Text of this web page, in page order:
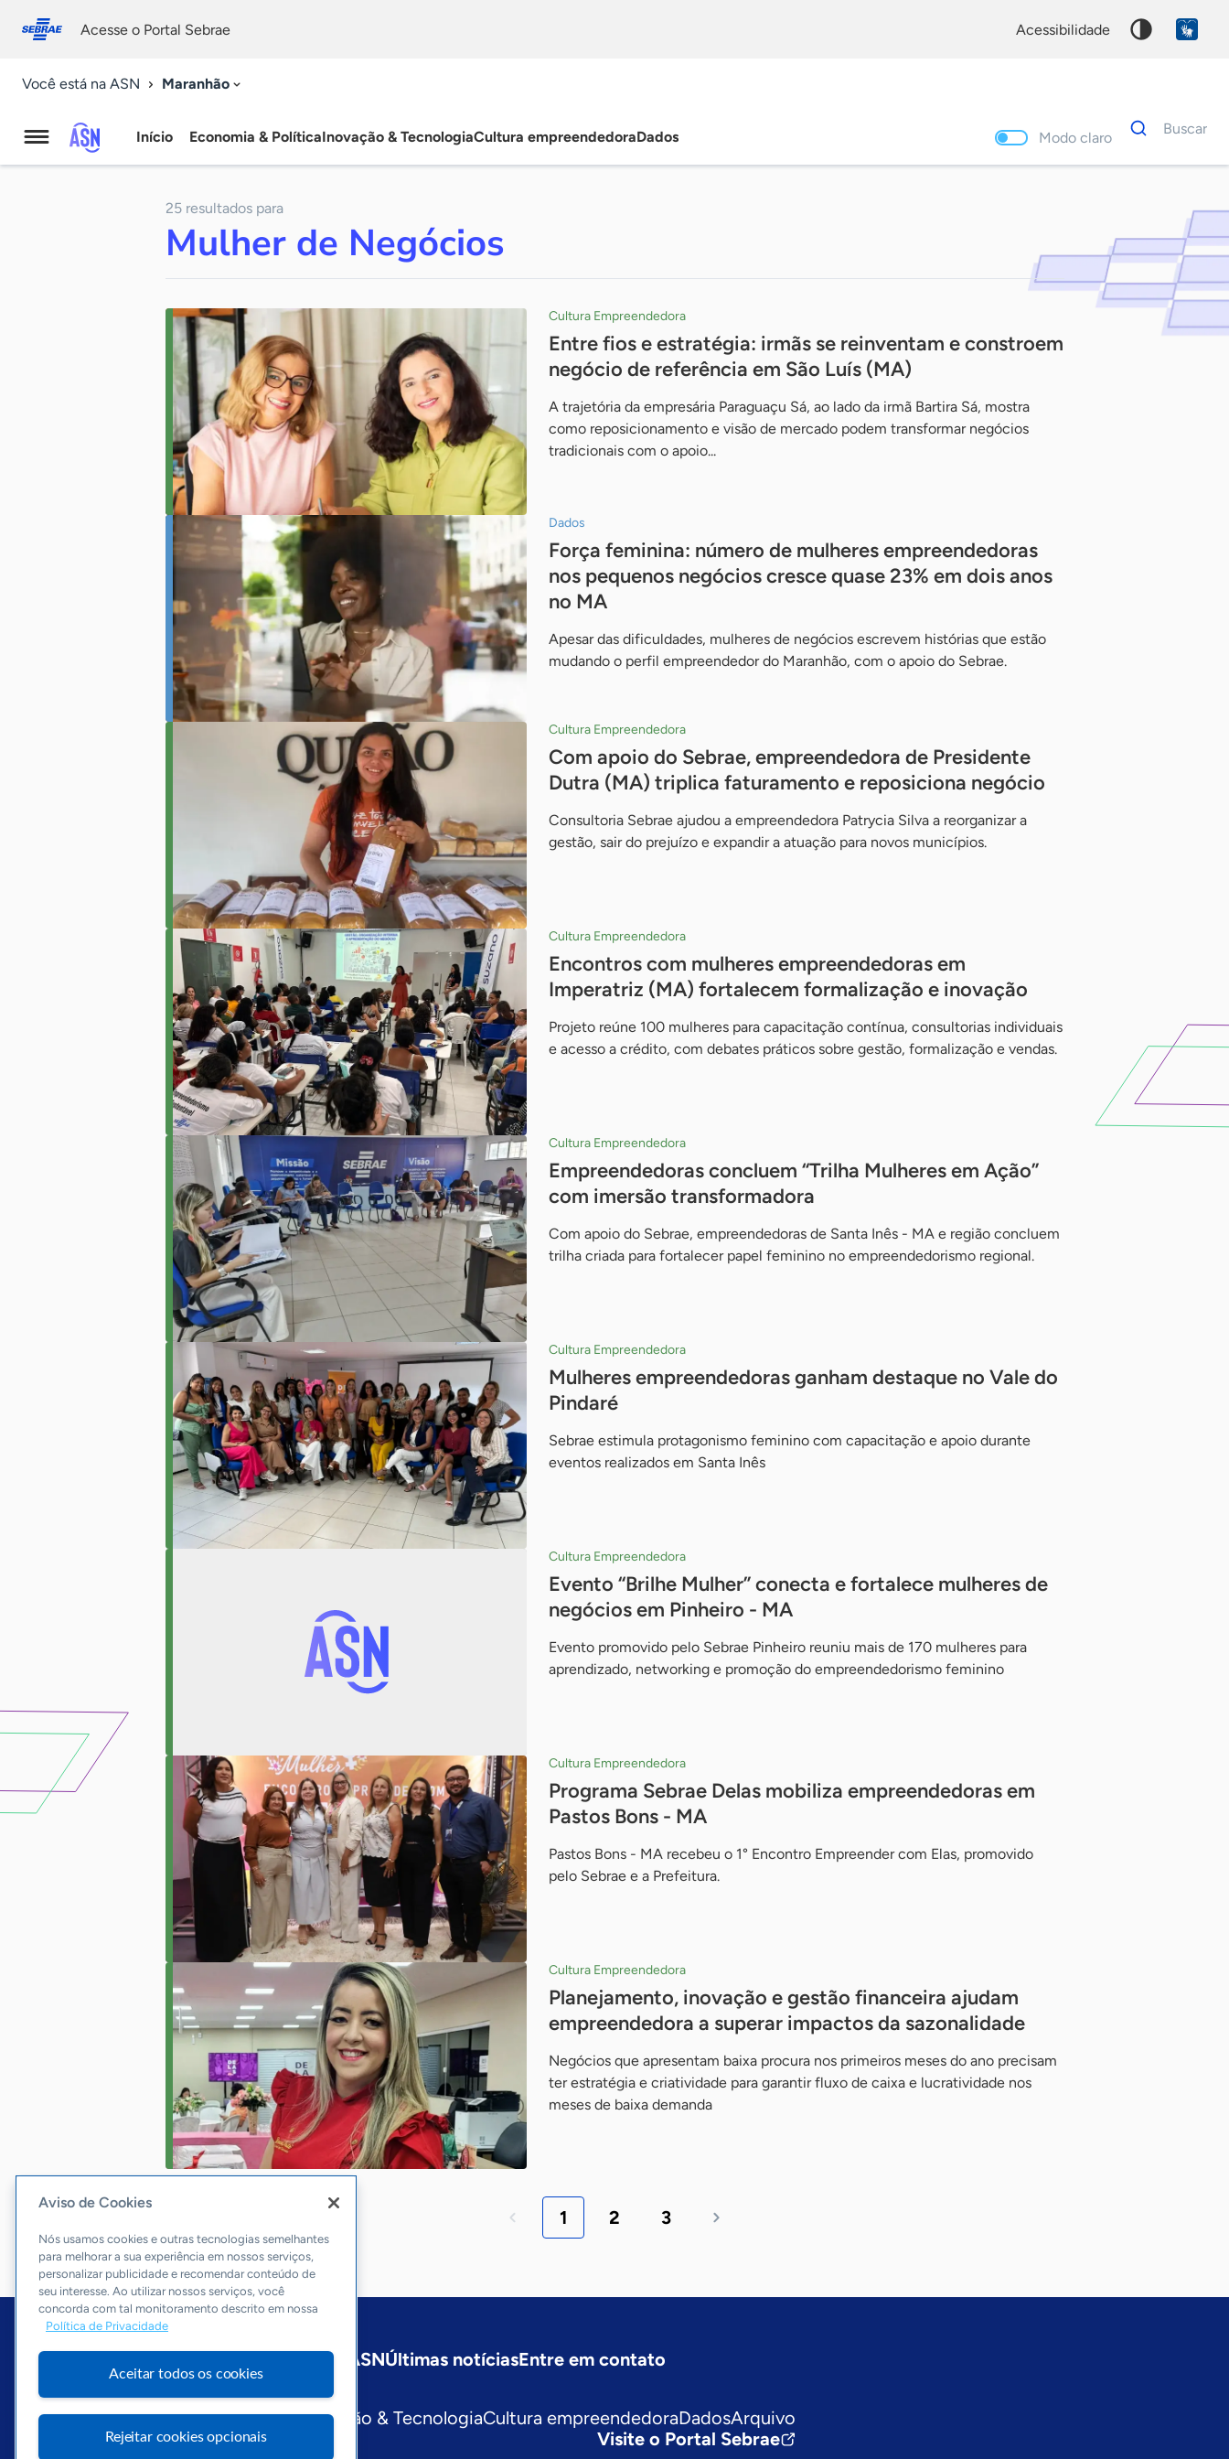
conosco
Acesse o Portal Sebrae acessibilidade
Você está na ASN Maranhão
Agência
Notícias
Início Economia & PolíticaInovação & TecnologiaCultura empreendedoraDados Modo claro
Dados
para
Buscar
25 resultados para
Mulher de Negócios
Cultura Empreendedora
Entre fios e estratégia: irmãs se reinventam e constroem
negócio de referência em São Luís (MA)
A trajetória da empresária Paraguaçu Sá, ao lado da irmã Bartira Sá, mostra
como reposicionamento e visão de mercado podem transformar negócios
tradicionais com o apoio...
Dados
Força feminina: número de mulheres empreendedoras
nos pequenos negócios cresce quase 23% em dois anos
no MA
Apesar das dificuldades, mulheres de negócios escrevem histórias que estão
mudando o perfil empreendedor do Maranhão, com o apoio do Sebrae.
Cultura Empreendedora
Com apoio do Sebrae, empreendedora de Presidente
Dutra (MA) triplica faturamento e reposiciona negócio
Consultoria Sebrae ajudou a empreendedora Patrycia Silva a reorganizar a
gestão, sair do prejuízo e expandir a atuação para novos municípios.
Cultura Empreendedora
Encontros com mulheres empreendedoras em
Imperatriz (MA) fortalecem formalização e inovação
Projeto reúne 100 mulheres para capacitação contínua, consultorias individuais
e acesso a crédito, com debates práticos sobre gestão, formalização e vendas.
Cultura Empreendedora
Empreendedoras concluem “Trilha Mulheres em Ação”
com imersão transformadora
Com apoio do Sebrae, empreendedoras de Santa Inês - MA e região concluem
trilha criada para fortalecer papel feminino no empreendedorismo regional.
Cultura Empreendedora
Mulheres empreendedoras ganham destaque no Vale do
Pindaré
Sebrae estimula protagonismo feminino com capacitação e apoio durante
eventos realizados em Santa Inês
Cultura Empreendedora
Evento “Brilhe Mulher” conecta e fortalece mulheres de
negócios em Pinheiro - MA
Evento promovido pelo Sebrae Pinheiro reuniu mais de 170 mulheres para
aprendizado, networking e promoção do empreendedorismo feminino
Cultura Empreendedora
Programa Sebrae Delas mobiliza empreendedoras em
Pastos Bons - MA
Pastos Bons - MA recebeu o 1° Encontro Empreender com Elas, promovido
pelo Sebrae e a Prefeitura.
Cultura Empreendedora
Planejamento, inovação e gestão financeira ajudam
empreendedora a superar impactos da sazonalidade
Negócios que apresentam baixa procura nos primeiros meses do ano precisam
ter estratégia e criatividade para garantir fluxo de caixa e lucratividade nos
meses de baixa demanda
1 2 3
Sobre a ASNÚltimas notíciasEntre em contato
Editorias
Economia & PolíticaInovação & TecnologiaCultura empreendedoraDadosArquivo
Visite o Portal Sebrae
Aviso de Cookies
Nós usamos cookies e outras tecnologias semelhantes
para melhorar a sua experiência em nossos serviços,
personalizar publicidade e recomendar conteúdo de
seu interesse. Ao utilizar nossos serviços, você
concorda com tal monitoramento descrito em nossa
Política de Privacidade
Aceitar todos os cookies
Rejeitar cookies opcionais